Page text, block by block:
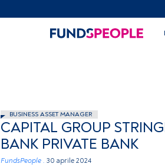
BUSINESS ASSET MANAGER
CAPITAL GROUP
BANK PRIVATE BANK
FundsPeople . 30 aprile 2024